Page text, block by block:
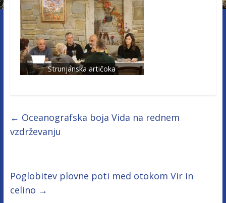
Strunjanska artičoka
← Oceanografska boja Vida na rednem
vzdrževanju
Poglobitev plovne poti med otokom Vir in
celino →